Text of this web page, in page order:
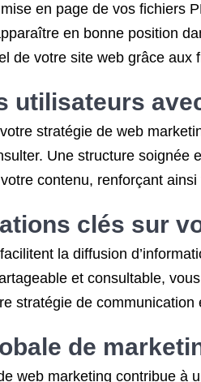
en page de vos fichiers
en bonne position
de votre site web grâce aux
utilisateurs
stratégie de web
Une structure
contenu, renforçant
clés sur
la diffusion
et consultable,
stratégie de communication
de
web marketing contribue